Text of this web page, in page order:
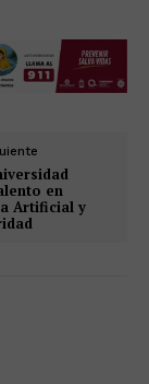
en
Artificial y